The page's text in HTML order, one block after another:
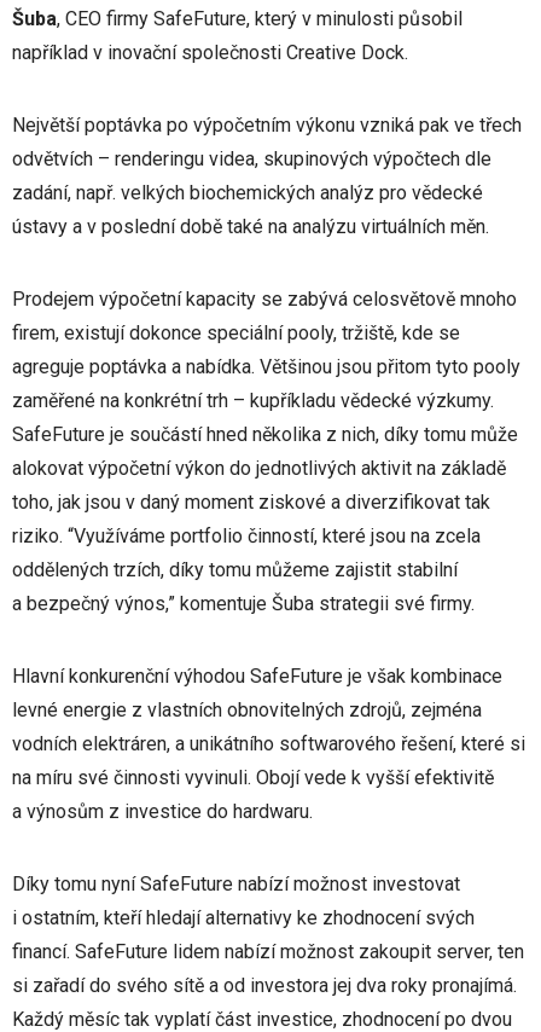
Šuba, CEO firmy SafeFuture, který v minulosti působil
například v inovační společnosti Creative Dock.
Největší poptávka po výpočetním výkonu vzniká pak ve třech
odvětvích – renderingu videa, skupinových výpočtech dle
zadání, např. velkých biochemických analýz pro vědecké
ústavy a v poslední době také na analýzu virtuálních měn.
Prodejem výpočetní kapacity se zabývá celosvětově mnoho
firem, existují dokonce speciální pooly, tržiště, kde se
agreguje poptávka a nabídka. Většinou jsou přitom tyto pooly
zaměřené na konkrétní trh – kupříkladu vědecké výzkumy.
SafeFuture je součástí hned několika z nich, díky tomu může
alokovat výpočetní výkon do jednotlivých aktivit na základě
toho, jak jsou v daný moment ziskové a diverzifikovat tak
riziko. “Využíváme portfolio činností, které jsou na zcela
oddělených trzích, díky tomu můžeme zajistit stabilní
a bezpečný výnos,” komentuje Šuba strategii své firmy.
Hlavní konkurenční výhodou SafeFuture je však kombinace
levné energie z vlastních obnovitelných zdrojů, zejména
vodních elektráren, a unikátního softwarového řešení, které si
na míru své činnosti vyvinuli. Obojí vede k vyšší efektivitě
a výnosům z investice do hardwaru.
Díky tomu nyní SafeFuture nabízí možnost investovat
i ostatním, kteří hledají alternativy ke zhodnocení svých
financí. SafeFuture lidem nabízí možnost zakoupit server, ten
si zařadí do svého sítě a od investora jej dva roky pronajímá.
Každý měsíc tak vyplatí část investice, zhodnocení po dvou